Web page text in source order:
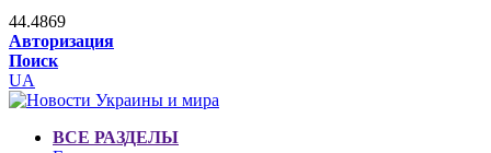
44.4869
Авторизация
Поиск
UA
ВСЕ РАЗДЕЛЫ